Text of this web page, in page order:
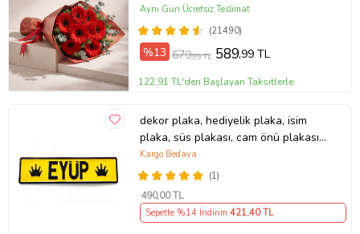
(21490)
Aynı Gün Ücretsiz Teslimat
%13 679,99 TL 589,99 TL
122,91 TL'den Başlayan Taksitlerle
dekor plaka, hediyelik plaka, isim
plaka, süs plakası, cam önü plakası,
tırcı plakası (Sarı-Siyah)
(1)
Kargo Bedava
490,00 TL
Sepette %14 İndirim 421,40 TL